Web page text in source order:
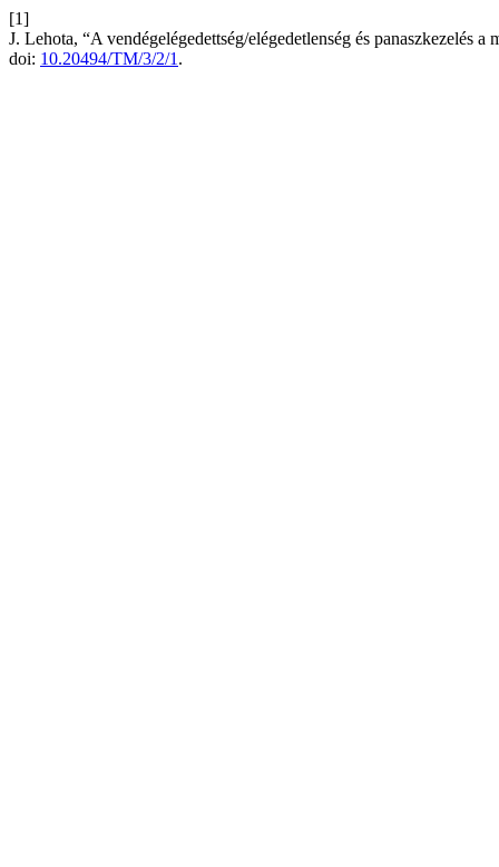
[1]
J. Lehota, “A vendégelégedettség/elégedetlenség és panaszkezelés
doi: 10.20494/TM/3/2/1 .